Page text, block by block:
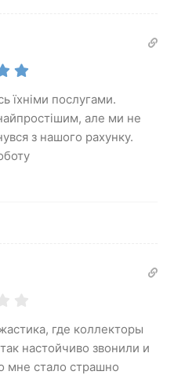
їхніми послугами.
але ми не
з нашого рахунку.
где коллекторы
настойчиво звонили и
мне стало страшно